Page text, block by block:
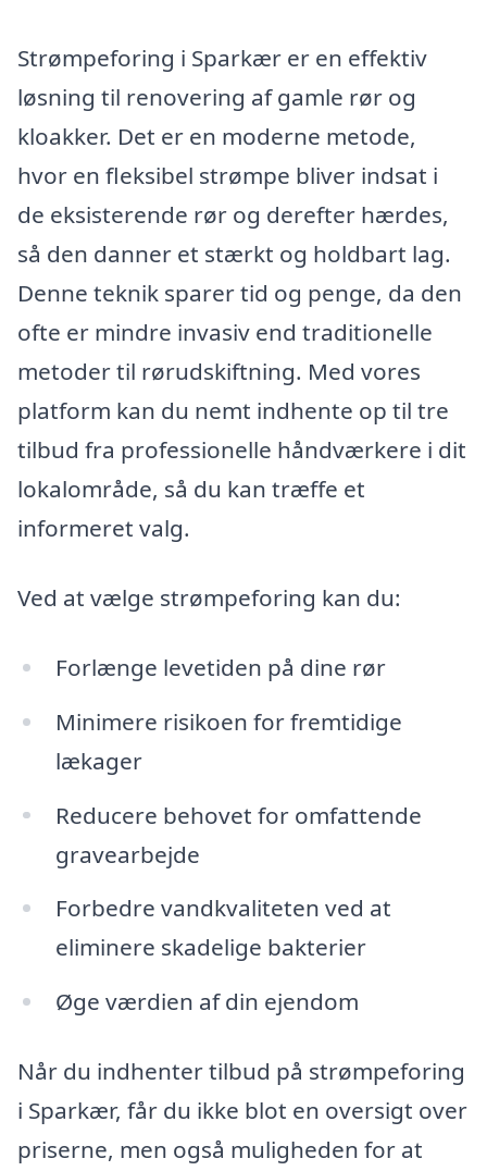
Strømpeforing i Sparkær er en effektiv
løsning til renovering af gamle rør og
kloakker. Det er en moderne metode,
hvor en fleksibel strømpe bliver indsat i
de eksisterende rør og derefter hærdes,
så den danner et stærkt og holdbart lag.
Denne teknik sparer tid og penge, da den
ofte er mindre invasiv end traditionelle
metoder til rørudskiftning. Med vores
platform kan du nemt indhente op til tre
tilbud fra professionelle håndværkere i dit
lokalområde, så du kan træffe et
informeret valg.
Ved at vælge strømpeforing kan du:
Forlænge levetiden på dine rør
Minimere risikoen for fremtidige
lækager
Reducere behovet for omfattende
gravearbejde
Forbedre vandkvaliteten ved at
eliminere skadelige bakterier
Øge værdien af din ejendom
Når du indhenter tilbud på strømpeforing
i Sparkær, får du ikke blot en oversigt over
priserne, men også muligheden for at